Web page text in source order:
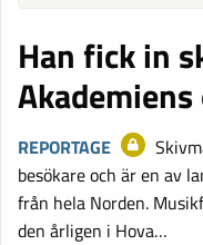
Han fick in
REPORTAGE
besökare och är en av
från hela Norden.
den årligen i Hova…